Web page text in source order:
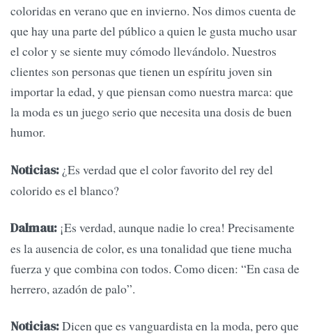
coloridas en verano que en invierno. Nos dimos cuenta de
que hay una parte del público a quien le gusta mucho usar
el color y se siente muy cómodo llevándolo. Nuestros
clientes son personas que tienen un espíritu joven sin
importar la edad, y que piensan como nuestra marca: que
la moda es un juego serio que necesita una dosis de buen
humor.
Noticias: ¿Es verdad que el color favorito del rey del
colorido es el blanco?
Dalmau: ¡Es verdad, aunque nadie lo crea! Precisamente
es la ausencia de color, es una tonalidad que tiene mucha
fuerza y que combina con todos. Como dicen: “En casa de
herrero, azadón de palo”.
Noticias:Dicen que es vanguardista en la moda, pero que